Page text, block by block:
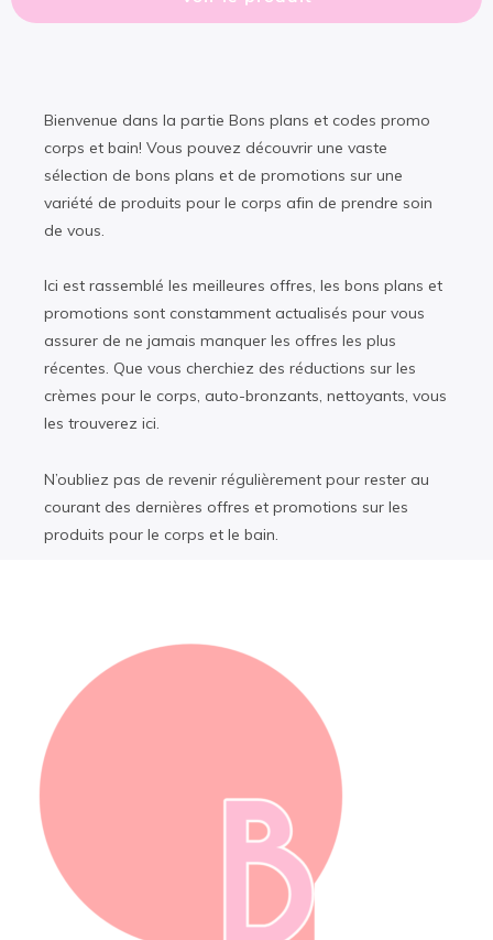
Bienvenue dans la partie Bons plans et codes promo
corps et bain! Vous pouvez découvrir une vaste
sélection de bons plans et de promotions sur une
variété de produits pour le corps afin de prendre soin
de vous.
Ici est rassemblé les meilleures offres, les bons plans et
promotions sont constamment actualisés pour vous
assurer de ne jamais manquer les offres les plus
récentes. Que vous cherchiez des réductions sur les
crèmes pour le corps, auto-bronzants, nettoyants, vous
les trouverez ici.
N’oubliez pas de revenir régulièrement pour rester au
courant des dernières offres et promotions sur les
produits pour le corps et le bain.